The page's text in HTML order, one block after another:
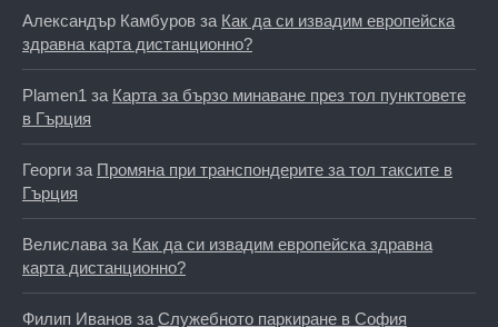
Александър Камбуров за Как да си извадим европейска
здравна карта дистанционно?
Plamen1 за Карта за бързо минаване през тол пунктовете
в Гърция
Георги за Промяна при транспондерите за тол таксите в
Гърция
Велислава за Как да си извадим европейска здравна
карта дистанционно?
Филип Иванов за Служебното паркиране в София